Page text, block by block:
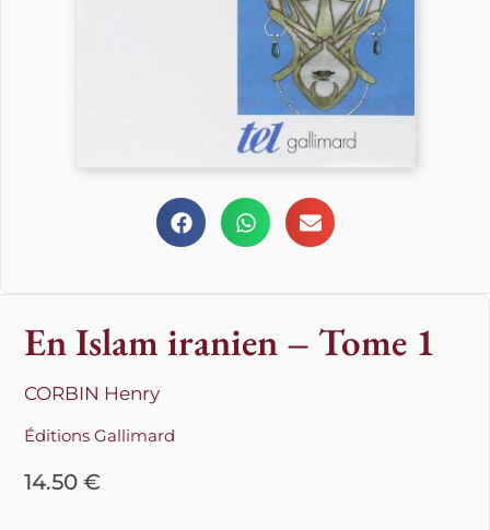
En Islam iranien – Tome 1
CORBIN Henry
Éditions Gallimard
14.50€